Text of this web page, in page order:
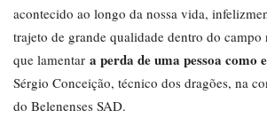
acontecido ao longo da nossa vida,
trajeto de grande qualidade dentro do campo
que lamentar a perda de uma pessoa como
Sérgio Conceição, técnico dos dragões, na
do Belenenses SAD.